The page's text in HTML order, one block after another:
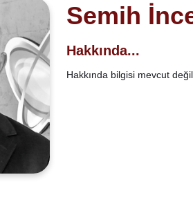
Semih
Hakkında...
Hakkında bilgisi mevcut